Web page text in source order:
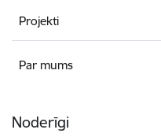
Projekti
Par mums
Noderīgi